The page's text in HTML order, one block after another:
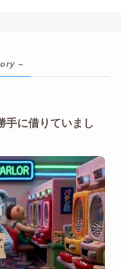
–
手に借りていまし